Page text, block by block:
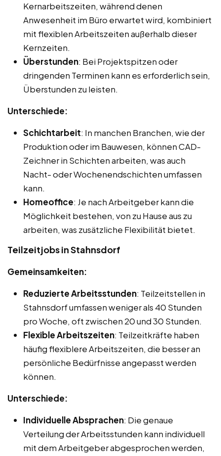
Kernarbeitszeiten, während denen
Anwesenheit im Büro erwartet wird, kombiniert
mit flexiblen Arbeitszeiten außerhalb dieser
Kernzeiten.
Überstunden: Bei Projektspitzen oder
dringenden Terminen kann es erforderlich sein,
Überstunden zu leisten.
Unterschiede:
Schichtarbeit: In manchen Branchen, wie der
Produktion oder im Bauwesen, können CAD-
Zeichner in Schichten arbeiten, was auch
Nacht- oder Wochenendschichten umfassen
kann.
Homeoffice: Je nach Arbeitgeber kann die
Möglichkeit bestehen, von zu Hause aus zu
arbeiten, was zusätzliche Flexibilität bietet.
Teilzeitjobs in Stahnsdorf
Gemeinsamkeiten:
Reduzierte Arbeitsstunden: Teilzeitstellen in
Stahnsdorf umfassen weniger als 40 Stunden
pro Woche, oft zwischen 20 und 30 Stunden.
Flexible Arbeitszeiten: Teilzeitkräfte haben
häufig flexiblere Arbeitszeiten, die besser an
persönliche Bedürfnisse angepasst werden
können.
Unterschiede:
Individuelle Absprachen: Die genaue
Verteilung der Arbeitsstunden kann individuell
mit dem Arbeitgeber abgesprochen werden,